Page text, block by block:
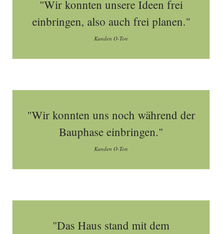
"Wir konnten unsere Ideen frei
einbringen, also auch frei planen."
Kunden O-Ton
"Wir konnten uns noch während der
Bauphase einbringen."
Kunden O-Ton
"Das Haus stand mit dem